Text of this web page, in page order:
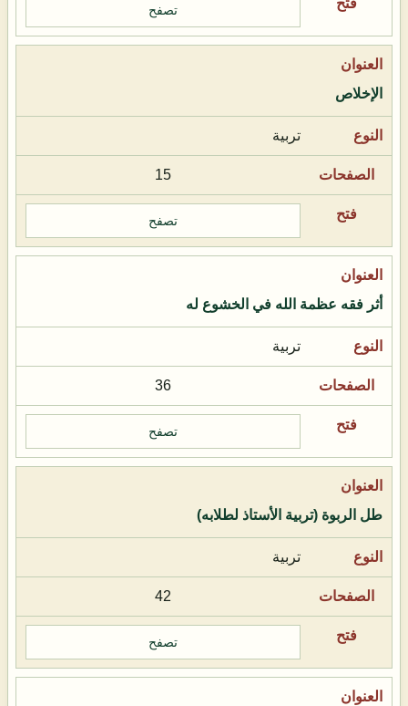
تصفح
الإخلاص
تربية
15
تصفح
أثر فقه عظمة الله في الخشوع له
تربية
36
تصفح
طل الربوة (تربية الأستاذ لطلابه)
تربية
42
تصفح